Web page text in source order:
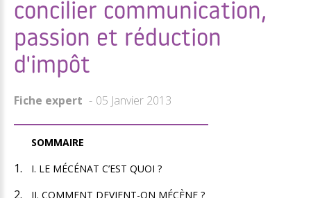
concilier communication,
passion et réduction
d'impôt
Fiche expert 05 Janvier 2013
SOMMAIRE
I. LE MÉCÉNAT C’EST QUOI ?
II. COMMENT DEVIENT-ON MÉCÈNE ?